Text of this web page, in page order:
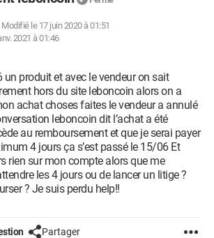
Modifié le 17 juin 2020 à 01:51
2021 à 01:46
un produit et avec le vendeur on sait
hors du site leboncoin alors on a
achat choses faites le vendeur a annulé
leboncoin dit l’achat a été
au remboursement et que je serai payer
4 jours ça s’est passé le 15/06 Et
rien sur mon compte alors que me
les 4 jours ou de lancer un litige ?
? Je suis perdu help!!
Partager